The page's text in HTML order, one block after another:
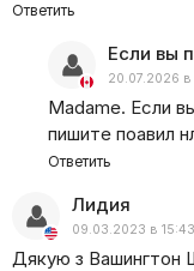
Ответить
Если вы
20.07.2026 в
Маdame. Если
пишите поавил
Ответить
Лидия
09.03.2023 в 15:43
Дякую з Вашингтон